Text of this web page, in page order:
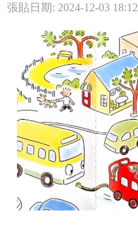
張貼日期: 2024-12-03 18:12